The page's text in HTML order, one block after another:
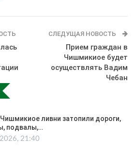
СЛЕДУЩАЯ НОВОСТЬ
Прием граждан в
Чишмикиое будет
осуществлять Вадим
Чебан
ливни затопили дороги,
подвалы,…
21:40